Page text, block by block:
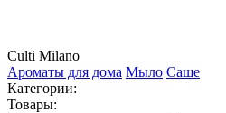
Culti Milano
Ароматы для дома Мыло Саше
Категории:
Товары: